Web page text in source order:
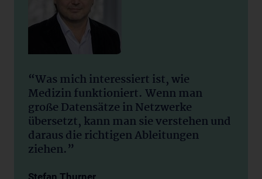
“Was mich interessiert ist, wie
Medizin funktioniert. Wenn man
große Datensätze in Netzwerke
übersetzt, kann man sie verstehen und
daraus die richtigen Ableitungen
ziehen.”
Stefan Thurner